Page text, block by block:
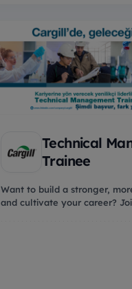
Technical
Trainee
Want to build a stronger,
and cultivate your career?